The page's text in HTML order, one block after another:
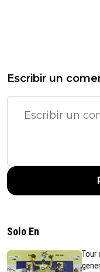
Escribir un
Solo En
Tour